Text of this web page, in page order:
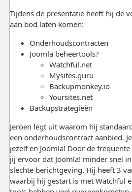
Tijdens de presentatie heeft hij de
aan bod laten komen:
Onderhoudscontracten
Joomla beheertools?
Watchful.net
Mysites.guru
Backupmonkey.io
Yoursites.net
Backupstrategieën
Jeroen legt uit waarom hij
een onderhoudscontract aanbied.
jezelf en Joomla! Door de
jij ervoor dat Joomla! minder snel
slechte berichtgeving. Hij heeft 3
waarbij hij gestart is met Watchful